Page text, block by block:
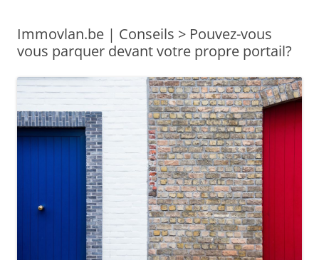
Immovlan.be | Conseils > Pouvez-vous
vous parquer devant votre propre portail?